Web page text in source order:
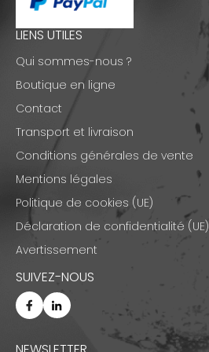
LIENS UTILES
Qui sommes-nous ?
Boutique en ligne
Contact
Transport et livraison
Conditions générales de vente
Mentions légales
Politique de cookies (UE)
Déclaration de confidentialité (UE)
Avertissement
SUIVEZ-NOUS